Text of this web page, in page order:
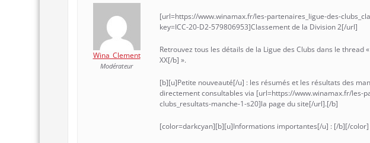
Wina_Clement
Modérateur
[url=https://www.winamax.fr/les-partenaires_ligue-des-
key=ICC-20-D2-579806953]Classement de la Division 2[/url]
Retrouvez tous les détails de la Ligue des Clubs dans le thread
XX[/b] ».
[b][u]Petite nouveauté[/u] : les résumés et les résultats des
directement consultables via [url=https://www.winamax.fr/les-
clubs_resultats-manche-1-s20]la page du site[/url].[/b]
[color=darkcyan][b][u]Informations importantes[/u] : [/b][/color]